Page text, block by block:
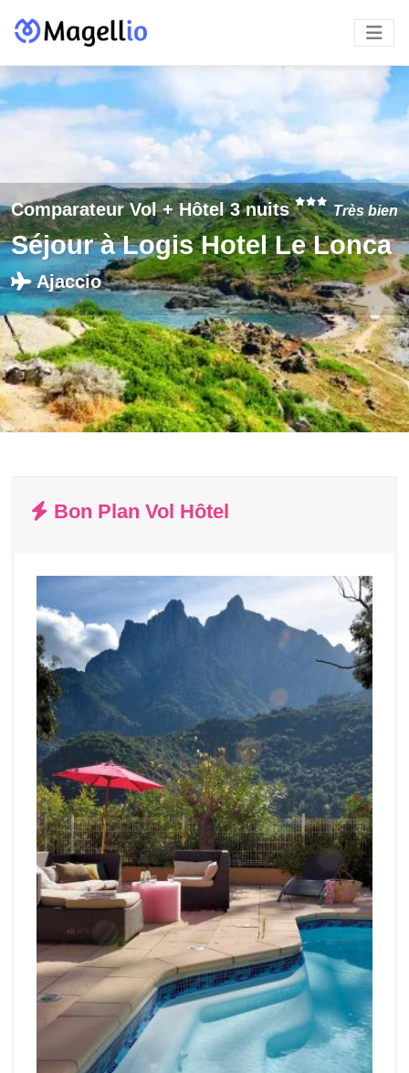
Comparateur Vol + Hôtel 3 nuits Très bien
Séjour à Logis Hotel Le Lonca
Ajaccio
Bon Plan Vol Hôtel